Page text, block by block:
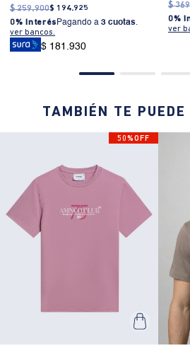
$ 259.900$ 194.925
0% Interés Pagando a 3 cuotas.
ver bancos.
$ 181.930
$ 369
0%
ver
TAMBIÉN TE PUEDE
50%OFF